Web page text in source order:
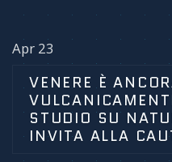
Apr 23
VENERE È
STUDIO SU
INVITA ALLA